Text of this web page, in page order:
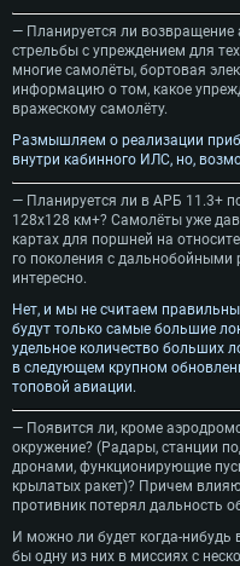
— Планируется ли возвращение
стрельбы с упреждением для
многие самолёты, бортовая
информацию о том, какое
вражескому самолёту.
Размышляем о реализации
внутри кабинного ИЛС, но,
— Планируется ли в АРБ 11.3+
128х128 км+? Самолёты уже
картах для поршней на
го поколения с дальнобойными
интересно.
Нет, и мы не считаем
будут только самые большие
удельное количество больших
в следующем крупном
топовой авиации.
— Появится ли, кроме
окружение? (Радары, станции
дронами, функционирующие
крылатых ракет)? Причем
противник потерял дальность
И можно ли будет когда-
бы одну из них в миссиях с